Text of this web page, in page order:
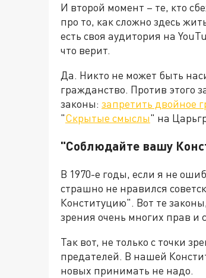
И второй момент – те, кто
про то, как сложно здесь
есть своя аудитория на
что верит.
Да. Никто не может быть
гражданство. Против этого
законы: запретить двойное
"Скрытые смыслы" на
"Соблюдайте вашу
В 1970-е годы, если я не
страшно не нравился
Конституцию". Вот те
зрения очень многих прав и
Так вот, не только с точки
предателей. В нашей
новых принимать не надо.